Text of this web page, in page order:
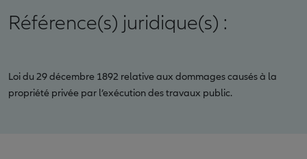
Référence(s) juridique(s) :
Loi du 29 décembre 1892 relative aux dommages causés à la
propriété privée par l’exécution des travaux public.